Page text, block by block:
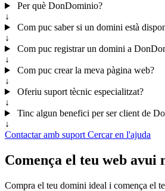
Per què DonDominio?
↓
Com puc saber si un domini està
↓
Com puc registrar un domini a
↓
Com puc crear la meva pàgina web?
↓
Oferiu suport tècnic especialitzat?
↓
Tinc algun benefici per ser client de
↓
Contactar amb suport Cercar en l'ajuda
Comença el teu web avui
Compra el teu domini ideal i comença el